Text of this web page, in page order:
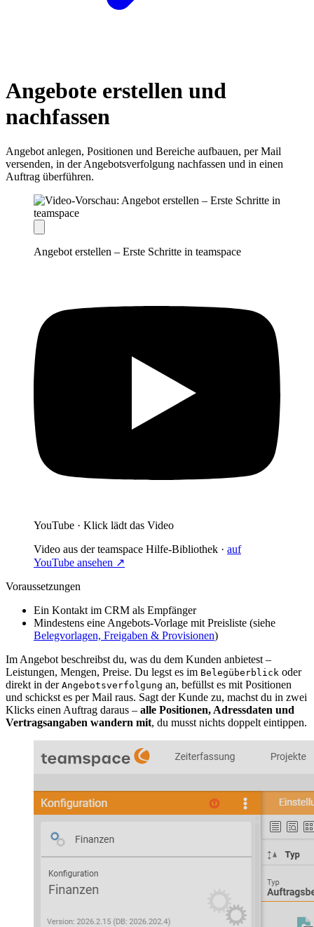
Angebote erstellen und
nachfassen
Angebot anlegen, Positionen und Bereiche aufbauen, per Mail
versenden, in der Angebotsverfolgung nachfassen und in einen
Auftrag überführen.
Angebot erstellen – Erste Schritte in teamspace
YouTube · Klick lädt das Video
Video aus der teamspace Hilfe-Bibliothek · auf
YouTube ansehen ↗
Voraussetzungen
Ein Kontakt im CRM als Empfänger
Mindestens eine Angebots-Vorlage mit Preisliste (siehe
Belegvorlagen, Freigaben & Provisionen)
Im Angebot beschreibst du, was du dem Kunden anbietest –
Leistungen, Mengen, Preise. Du legst es im Belegüberblick oder
direkt in der Angebotsverfolgung an, befüllst es mit Positionen
und schickst es per Mail raus. Sagt der Kunde zu, machst du in zwei
Klicks einen Auftrag daraus – alle Positionen, Adressdaten und
Vertragsangaben wandern mit, du musst nichts doppelt eintippen.